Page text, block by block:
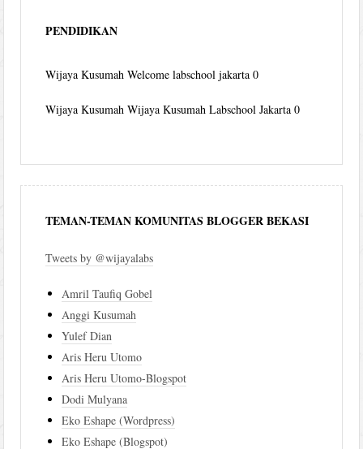
PENDIDIKAN
Wijaya Kusumah Welcome labschool jakarta 0
Wijaya Kusumah Wijaya Kusumah Labschool Jakarta 0
TEMAN-TEMAN KOMUNITAS BLOGGER BEKASI
Tweets by @wijayalabs
Amril Taufiq Gobel
Anggi Kusumah
Yulef Dian
Aris Heru Utomo
Aris Heru Utomo-Blogspot
Dodi Mulyana
Eko Eshape (Wordpress)
Eko Eshape (Blogspot)